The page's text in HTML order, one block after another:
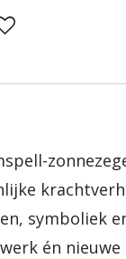
symboliek
én nieuwe